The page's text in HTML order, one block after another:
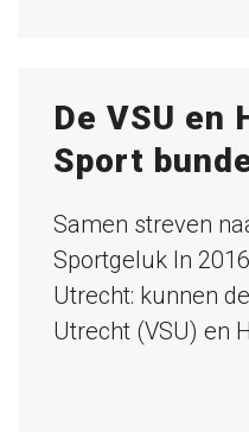
De VSU en
Sport
Samen streven
Sportgeluk In
Utrecht: kunnen
Utrecht (VSU) en